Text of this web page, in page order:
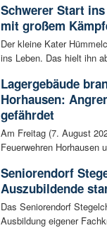
Schwerer Start
mit großem
Der kleine Kater
ins Leben. Das hielt ihn
Lagergebäude
Horhausen:
gefährdet
Am Freitag (7. August
Feuerwehren Horhausen
Seniorendorf
Auszubildende
Das Seniorendorf
Ausbildung eigener